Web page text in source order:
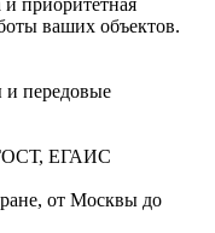
ваших объектов.
и передовые
ГОСТ, ЕГАИС
от Москвы до